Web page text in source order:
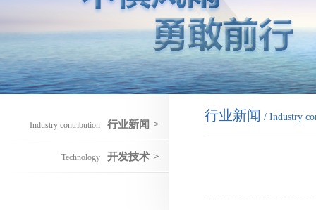
Industry contribution 行业新闻 >
Technology 开发技术 >
行业新闻 / Industry